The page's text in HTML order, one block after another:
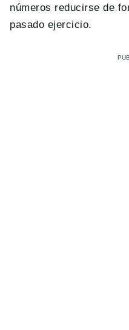
números reducirse de
pasado ejercicio.